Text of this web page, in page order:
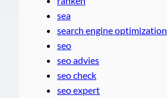
sea
search engine optimization
seo
seo advies
seo check
seo expert